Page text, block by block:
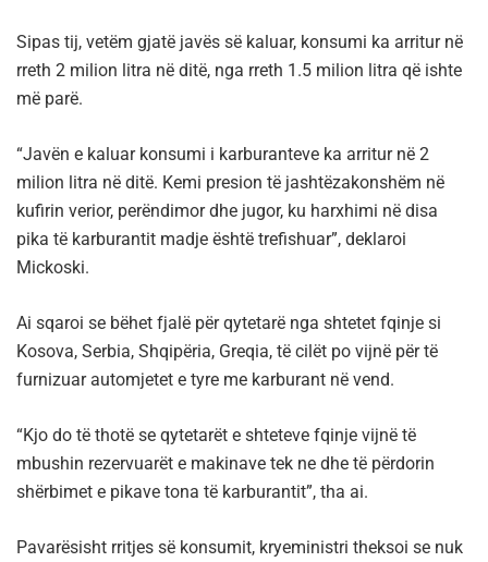
Sipas tij, vetëm gjatë javës së kaluar, konsumi ka arritur në
rreth 2 milion litra në ditë, nga rreth 1.5 milion litra që ishte
më parë.
“Javën e kaluar konsumi i karburanteve ka arritur në 2
milion litra në ditë. Kemi presion të jashtëzakonshëm në
kufirin verior, perëndimor dhe jugor, ku harxhimi në disa
pika të karburantit madje është trefishuar”, deklaroi
Mickoski.
Ai sqaroi se bëhet fjalë për qytetarë nga shtetet fqinje si
Kosova, Serbia, Shqipëria, Greqia, të cilët po vijnë për të
furnizuar automjetet e tyre me karburant në vend.
“Kjo do të thotë se qytetarët e shteteve fqinje vijnë të
mbushin rezervuarët e makinave tek ne dhe të përdorin
shërbimet e pikave tona të karburantit”, tha ai.
Pavarësisht rritjes së konsumit, kryeministri theksoi se nuk